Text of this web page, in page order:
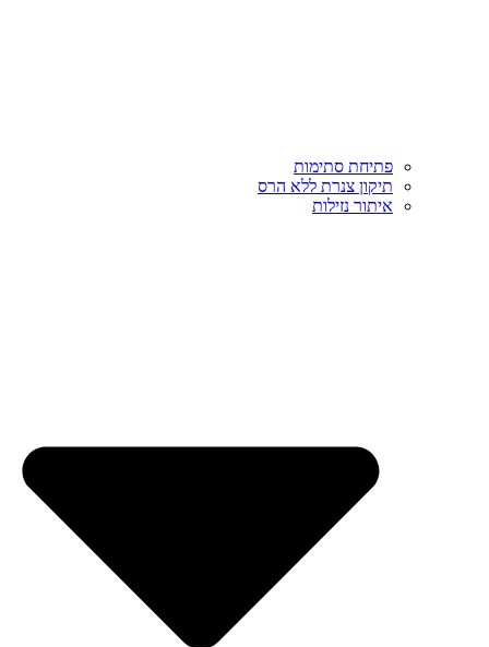
פתיחת סתימות
תיקון צנרת ללא הרס
איתור נזילות